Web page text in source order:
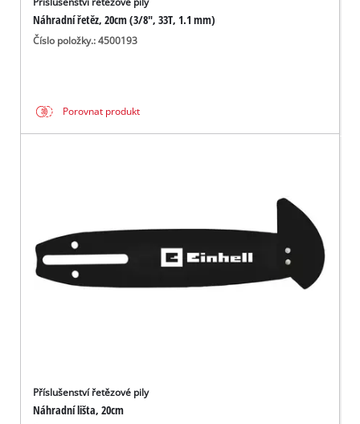
Náhradní řetěz, 20cm (3/8", 33T, 1.1 mm)
Číslo položky.: 4500193
Porovnat produkt
Příslušenství řetězové pily
Náhradní lišta, 20cm